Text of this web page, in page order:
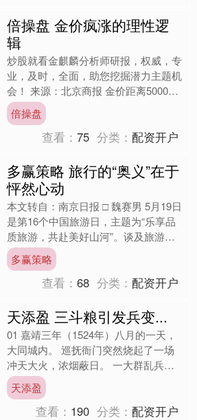
倍操盘 金价疯涨的理性逻
辑
炒股就看金麒麟分析师研报，权威，专
业，及时，全面，助您挖掘潜力主题机
会！ 来源：北京商报 金价距离5000美
元关口仅一步之遥。 1月21日，伦敦金
价盘中触及48....
倍操盘
查看：75 分类：配资开户
多赢策略 旅行的“奥义”在于
怦然心动
本文转自：南京日报 □ 魏赛男 5月19日
是第16个中国旅游日，主题为“乐享品
质旅游，共赴美好山河”。谈及旅游品
质，许多人首先想到的是入住更高档的
酒店、光顾更昂....
多赢策略
查看：68 分类：配资开户
天添盈 三斗粮引发兵变...
01 嘉靖三年（1524年）八月的一天，
大同城内。 巡抚衙门突然烧起了一场
冲天大火，浓烟蔽日。 一大群乱兵们
在街上大喊大叫，吓得总兵和大小官员
连官印都顾不上带，....
天添盈
查看： 190 分类：配资开户